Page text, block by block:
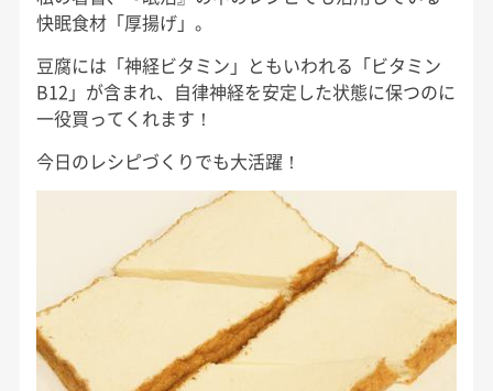
快眠食材「厚揚げ」。
豆腐には「神経ビタミン」ともいわれる「ビタミン
B12」が含まれ、自律神経を安定した状態に保つのに
一役買ってくれます！
今日のレシピづくりでも大活躍！